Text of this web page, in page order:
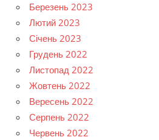
Березень 2023
Лютий 2023
Січень 2023
Грудень 2022
Листопад 2022
Жовтень 2022
Вересень 2022
Серпень 2022
Червень 2022